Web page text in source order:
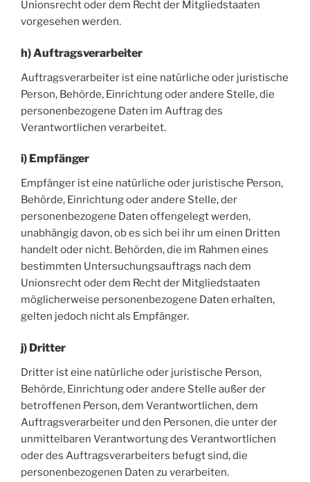
Unionsrecht oder dem Recht der Mitgliedstaaten
vorgesehen werden.
h) Auftragsverarbeiter
Auftragsverarbeiter ist eine natürliche oder juristische
Person, Behörde, Einrichtung oder andere Stelle, die
personenbezogene Daten im Auftrag des
Verantwortlichen verarbeitet.
i) Empfänger
Empfänger ist eine natürliche oder juristische Person,
Behörde, Einrichtung oder andere Stelle, der
personenbezogene Daten offengelegt werden,
unabhängig davon, ob es sich bei ihr um einen Dritten
handelt oder nicht. Behörden, die im Rahmen eines
bestimmten Untersuchungsauftrags nach dem
Unionsrecht oder dem Recht der Mitgliedstaaten
möglicherweise personenbezogene Daten erhalten,
gelten jedoch nicht als Empfänger.
j) Dritter
Dritter ist eine natürliche oder juristische Person,
Behörde, Einrichtung oder andere Stelle außer der
betroffenen Person, dem Verantwortlichen, dem
Auftragsverarbeiter und den Personen, die unter der
unmittelbaren Verantwortung des Verantwortlichen
oder des Auftragsverarbeiters befugt sind, die
personenbezogenen Daten zu verarbeiten.